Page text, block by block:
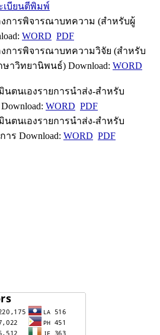
เบียนตีพิมพ์
งการพิจารณาบทความ (สำหรับผู้
WORD PDF
การพิจารณาบทความวิจัย (สำหรับ
าวิทยานิพนธ์) Download: WORD
นตนเองรายการนำส่ง-สำหรับ
WORD PDF
นตนเองรายการนำส่ง-สำหรับ
ร Download: WORD PDF